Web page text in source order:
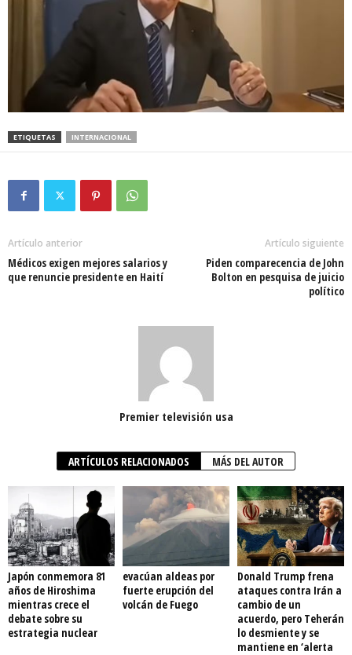
ETIQUETAS INTERNACIONAL
Artículo anterior
Médicos exigen mejores salarios y
que renuncie presidente en Haití
Artículo siguiente
Piden comparecencia de John
Bolton en pesquisa de juicio
político
Premier televisión usa
ARTÍCULOS RELACIONADOS MÁS DEL AUTOR
Japón conmemora 81
años de Hiroshima
mientras crece el
debate sobre su
estrategia nuclear
evacúan aldeas por
fuerte erupción del
volcán de Fuego
Donald Trump frena
ataques contra Irán a
cambio de un
acuerdo, pero Teherán
lo desmiente y se
mantiene en ‘alerta